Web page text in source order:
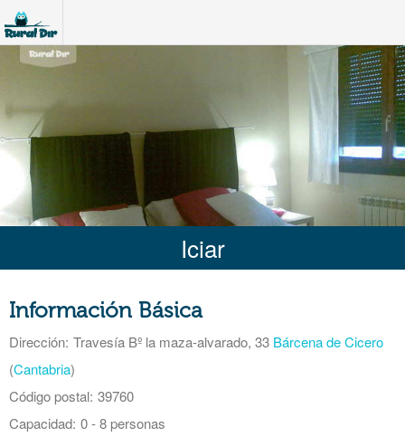
Iciar
Información Básica
Dirección: Travesía Bº la maza-alvarado, 33 Bárcena de Cicero
(Cantabria)
Código postal: 39760
Capacidad: 0 - 8 personas